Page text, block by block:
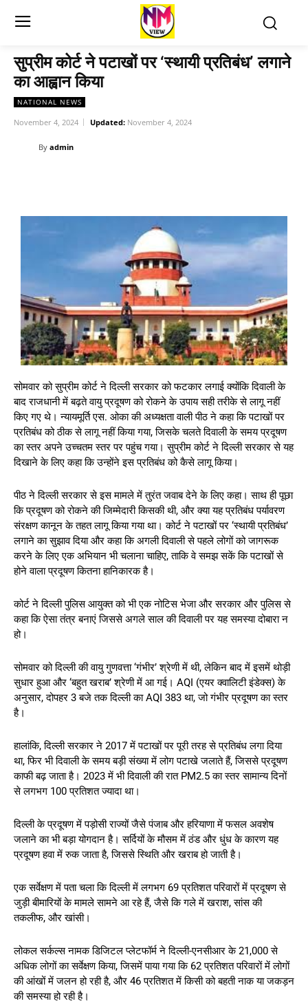
सुप्रीम कोर्ट ने पटाखों पर ‘स्थायी प्रतिबंध’ लगाने
का आह्वान किया
NATIONAL NEWS
November 4, 2024 Updated: November 4, 2024
By admin
सोमवार को सुप्रीम कोर्ट ने दिल्ली सरकार को फटकार लगाई क्योंकि दिवाली के
बाद राजधानी में बढ़ते वायु प्रदूषण को रोकने के उपाय सही तरीके से लागू नहीं
किए गए थे। न्यायमूर्ति एस. ओका की अध्यक्षता वाली पीठ ने कहा कि पटाखों पर
प्रतिबंध को ठीक से लागू नहीं किया गया, जिसके चलते दिवाली के समय प्रदूषण
का स्तर अपने उच्चतम स्तर पर पहुंच गया। सुप्रीम कोर्ट ने दिल्ली सरकार से यह
दिखाने के लिए कहा कि उन्होंने इस प्रतिबंध को कैसे लागू किया।
पीठ ने दिल्ली सरकार से इस मामले में तुरंत जवाब देने के लिए कहा। साथ ही पूछा
कि प्रदूषण को रोकने की जिम्मेदारी किसकी थी, और क्या यह प्रतिबंध पर्यावरण
संरक्षण कानून के तहत लागू किया गया था। कोर्ट ने पटाखों पर ‘स्थायी प्रतिबंध’
लगाने का सुझाव दिया और कहा कि अगली दिवाली से पहले लोगों को जागरूक
करने के लिए एक अभियान भी चलाना चाहिए, ताकि वे समझ सकें कि पटाखों से
होने वाला प्रदूषण कितना हानिकारक है।
कोर्ट ने दिल्ली पुलिस आयुक्त को भी एक नोटिस भेजा और सरकार और पुलिस से
कहा कि ऐसा तंत्र बनाएं जिससे अगले साल की दिवाली पर यह समस्या दोबारा न
हो।
सोमवार को दिल्ली की वायु गुणवत्ता ‘गंभीर’ श्रेणी में थी, लेकिन बाद में इसमें थोड़ी
सुधार हुआ और ‘बहुत खराब’ श्रेणी में आ गई। AQI (एयर क्वालिटी इंडेक्स) के
अनुसार, दोपहर 3 बजे तक दिल्ली का AQI 383 था, जो गंभीर प्रदूषण का स्तर
है।
हालांकि, दिल्ली सरकार ने 2017 में पटाखों पर पूरी तरह से प्रतिबंध लगा दिया
था, फिर भी दिवाली के समय बड़ी संख्या में लोग पटाखे जलाते हैं, जिससे प्रदूषण
काफी बढ़ जाता है। 2023 में भी दिवाली की रात PM2.5 का स्तर सामान्य दिनों
से लगभग 100 प्रतिशत ज्यादा था।
दिल्ली के प्रदूषण में पड़ोसी राज्यों जैसे पंजाब और हरियाणा में फसल अवशेष
जलाने का भी बड़ा योगदान है। सर्दियों के मौसम में ठंड और धुंध के कारण यह
प्रदूषण हवा में रुक जाता है, जिससे स्थिति और खराब हो जाती है।
एक सर्वेक्षण में पता चला कि दिल्ली में लगभग 69 प्रतिशत परिवारों में प्रदूषण से
जुड़ी बीमारियों के मामले सामने आ रहे हैं, जैसे कि गले में खराश, सांस की
तकलीफ, और खांसी।
लोकल सर्कल्स नामक डिजिटल प्लेटफॉर्म ने दिल्ली-एनसीआर के 21,000 से
अधिक लोगों का सर्वेक्षण किया, जिसमें पाया गया कि 62 प्रतिशत परिवारों में लोगों
की आंखों में जलन हो रही है, और 46 प्रतिशत में किसी को बहती नाक या जकड़न
की समस्या हो रही है।